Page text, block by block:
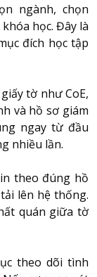
ngành, chọn
học. Đây là
đích học tập
tờ như CoE,
và hồ sơ giám
ngay từ đầu
nhiều lần.
theo đúng hồ
lên hệ thống.
quán giữa tờ
theo dõi tình